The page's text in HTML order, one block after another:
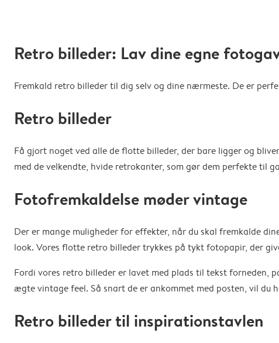
Retro billeder: Lav dine egne
Fremkald retro billeder til dig selv og dine nærmeste. De er
Retro billeder
Få gjort noget ved alle de flotte billeder, der bare ligger og
med de velkendte, hvide retrokanter, som gør dem perfekte til
Fotofremkaldelse møder vintage
Der er mange muligheder for effekter, når du skal fremkalde
look. Vores flotte retro billeder trykkes på tykt fotopapir, der
Fordi vores retro billeder er lavet med plads til tekst forneden,
ægte vintage feel. Så snart de er ankommet med posten, vil
Retro billeder til inspirationstavlen